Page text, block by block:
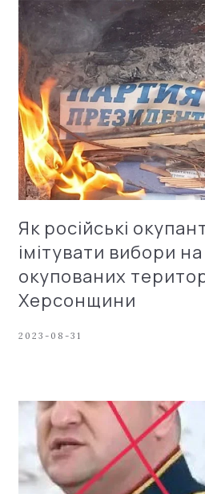
Як російські
імітувати вибори
окупованих
Херсонщини
2023-08-31